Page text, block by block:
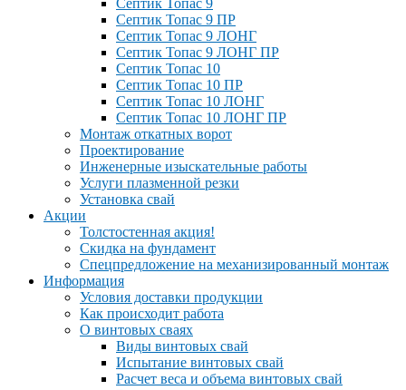
Септик Топас 9
Септик Топас 9 ПР
Септик Топас 9 ЛОНГ
Септик Топас 9 ЛОНГ ПР
Септик Топас 10
Септик Топас 10 ПР
Септик Топас 10 ЛОНГ
Септик Топас 10 ЛОНГ ПР
Монтаж откатных ворот
Проектирование
Инженерные изыскательные работы
Услуги плазменной резки
Установка свай
Акции
Толстостенная акция!
Скидка на фундамент
Спецпредложение на механизированный монтаж
Информация
Условия доставки продукции
Как происходит работа
О винтовых сваях
Виды винтовых свай
Испытание винтовых свай
Расчет веса и объема винтовых свай